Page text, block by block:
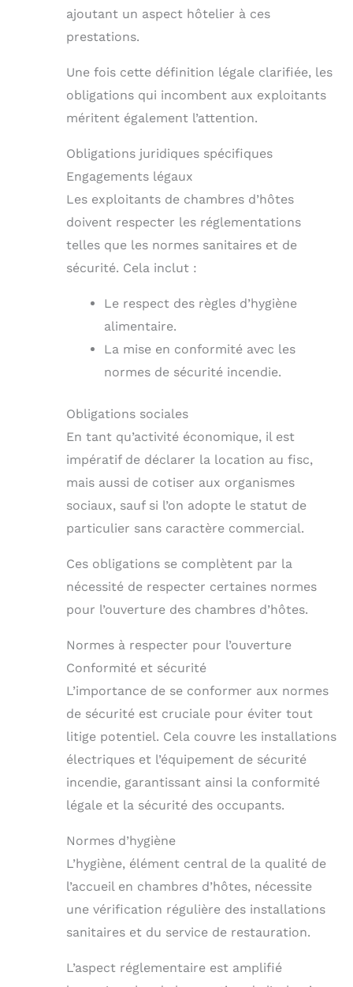
ajoutant un aspect hôtelier à ces
prestations.
Une fois cette définition légale clarifiée, les
obligations qui incombent aux exploitants
méritent également l’attention.
Obligations juridiques spécifiques
Engagements légaux
Les exploitants de chambres d’hôtes
doivent respecter les réglementations
telles que les normes sanitaires et de
sécurité. Cela inclut :
Le respect des règles d’hygiène
alimentaire.
La mise en conformité avec les
normes de sécurité incendie.
Obligations sociales
En tant qu’activité économique, il est
impératif de déclarer la location au fisc,
mais aussi de cotiser aux organismes
sociaux, sauf si l’on adopte le statut de
particulier sans caractère commercial.
Ces obligations se complètent par la
nécessité de respecter certaines normes
pour l’ouverture des chambres d’hôtes.
Normes à respecter pour l’ouverture
Conformité et sécurité
L’importance de se conformer aux normes
de sécurité est cruciale pour éviter tout
litige potentiel. Cela couvre les installations
électriques et l’équipement de sécurité
incendie, garantissant ainsi la conformité
légale et la sécurité des occupants.
Normes d’hygiène
L’hygiène, élément central de la qualité de
l’accueil en chambres d’hôtes, nécessite
une vérification régulière des installations
sanitaires et du service de restauration.
L’aspect réglementaire est amplifié